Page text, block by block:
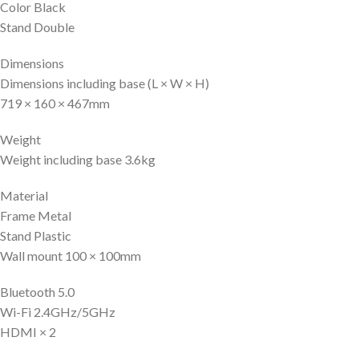
Color Black
Stand Double
Dimensions
Dimensions including base (L × W × H)
719 × 160 × 467mm
Weight
Weight including base 3.6kg
Material
Frame Metal
Stand Plastic
Wall mount 100 × 100mm
Bluetooth 5.0
Wi-Fi 2.4GHz/5GHz
HDMI × 2